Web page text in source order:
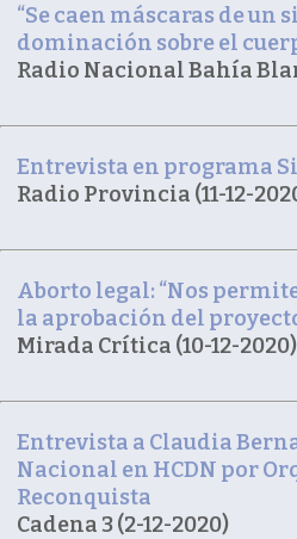
“Se caen máscaras de un
dominación sobre el
Radio Nacional Bahía
Entrevista en programa
Radio Provincia (11-12-
Aborto legal: “Nos
la aprobación del
Mirada Crítica (10-12-2020)
Entrevista a Claudia
Nacional en HCDN por
Reconquista
Cadena 3 (2-12-2020)